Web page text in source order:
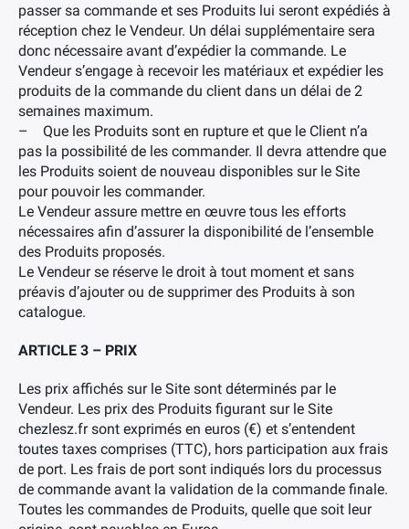
passer sa commande et ses Produits lui seront expédiés à
réception chez le Vendeur. Un délai supplémentaire sera
donc nécessaire avant d’expédier la commande. Le
Vendeur s’engage à recevoir les matériaux et expédier les
produits de la commande du client dans un délai de 2
semaines maximum.
– Que les Produits sont en rupture et que le Client n’a
pas la possibilité de les commander. Il devra attendre que
les Produits soient de nouveau disponibles sur le Site
pour pouvoir les commander.
Le Vendeur assure mettre en œuvre tous les efforts
nécessaires afin d’assurer la disponibilité de l’ensemble
des Produits proposés.
Le Vendeur se réserve le droit à tout moment et sans
préavis d’ajouter ou de supprimer des Produits à son
catalogue.
ARTICLE 3 – PRIX
Les prix affichés sur le Site sont déterminés par le
Vendeur. Les prix des Produits figurant sur le Site
chezlesz.fr sont exprimés en euros (€) et s’entendent
toutes taxes comprises (TTC), hors participation aux frais
de port. Les frais de port sont indiqués lors du processus
de commande avant la validation de la commande finale.
Toutes les commandes de Produits, quelle que soit leur